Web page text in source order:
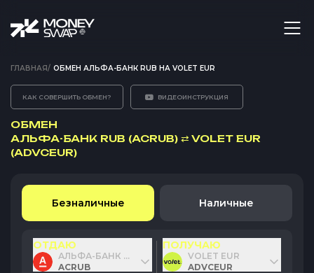
ГЛАВНАЯ/ ОБМЕН АЛЬФА-БАНК RUB НА VOLET EUR
КАК СОВЕРШИТЬ ОБМЕН? ВИДЕОИНСТРУКЦИЯ
ОБМЕН
АЛЬФА-БАНК RUB (ACRUB) ⇄ VOLET EUR
(ADVCEUR)
Безналичные Наличные
ОТДАЮ
АЛЬФА-БАНК RUB
ACRUB
ПОЛУЧАЮ
VOLET EUR
ADVCEUR